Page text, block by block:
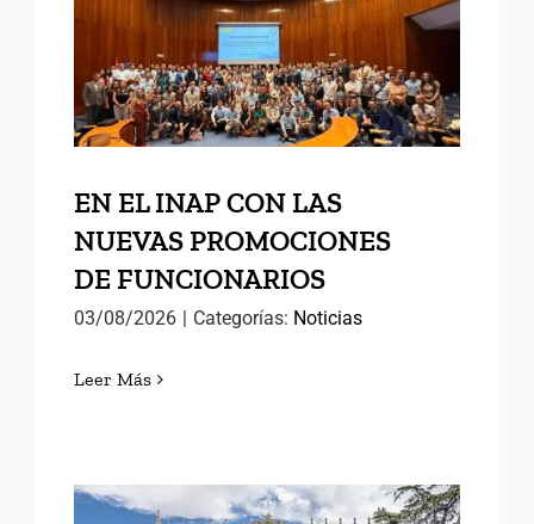
EN EL INAP CON LAS
NUEVAS PROMOCIONES
DE FUNCIONARIOS
EN EL INAP CON LAS
NUEVAS PROMOCIONES
DE FUNCIONARIOS
03/08/2026 | Categorías: Noticias
Leer Más